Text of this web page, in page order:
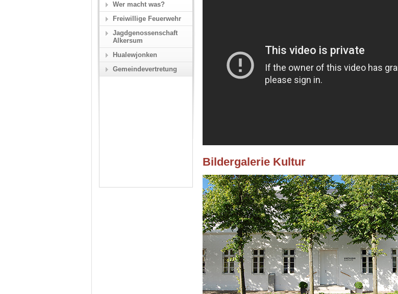
Bildergalerie Kultur
Wer macht was?
Freiwillige Feuerwehr
Jagdgenossenschaft
Alkersum
Hualewjonken
Gemeindevertretung